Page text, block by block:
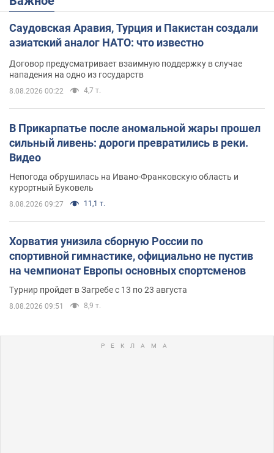
Саудовская Аравия, Турция и Пакистан создали
азиатский аналог НАТО: что известно
Договор предусматривает взаимную поддержку в случае
нападения на одно из государств
8.08.2026 00:22 4,7 т.
В Прикарпатье после аномальной жары прошел
сильный ливень: дороги превратились в реки.
Видео
Непогода обрушилась на Ивано-Франковскую область и
курортный Буковель
8.08.2026 09:27 11,1 т.
Хорватия унизила сборную России по
спортивной гимнастике, официально не пустив
на чемпионат Европы основных спортсменов
Турнир пройдет в Загребе с 13 по 23 августа
8.08.2026 09:51 8,9 т.